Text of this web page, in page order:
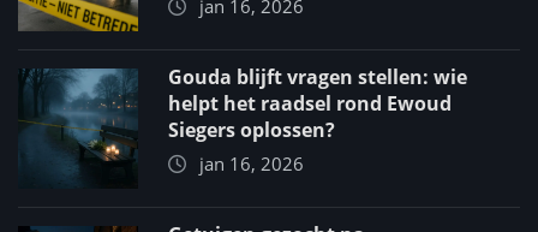
jan 16, 2026
Gouda blijft vragen stellen: wie
helpt het raadsel rond Ewoud
Siegers oplossen?
jan 16, 2026